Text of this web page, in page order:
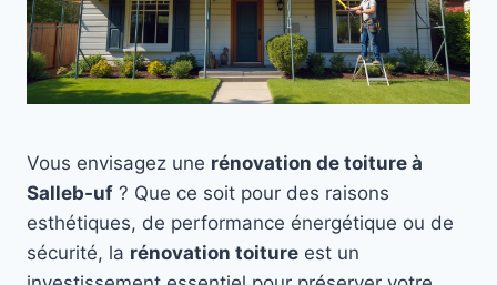
Vous envisagez une rénovation de toiture à
Salleb-uf ? Que ce soit pour des raisons
esthétiques, de performance énergétique ou de
sécurité, la rénovation toiture est un